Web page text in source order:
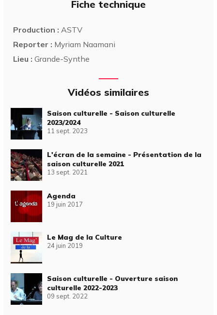
Fiche technique
Production : ASTV
Reporter : Myriam Naamani
Lieu : Grande-Synthe
Vidéos similaires
Saison culturelle - Saison culturelle
2023/2024
11 sept. 2023
L'écran de la semaine - Présentation de la
saison culturelle 2021
13 sept. 2021
Agenda
19 juin 2017
Le Mag de la Culture
24 juin 2019
Saison culturelle - Ouverture saison
culturelle 2022-2023
09 sept. 2022